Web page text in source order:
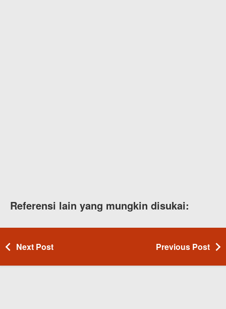
Referensi lain yang mungkin disukai:
Next Post Previous Post